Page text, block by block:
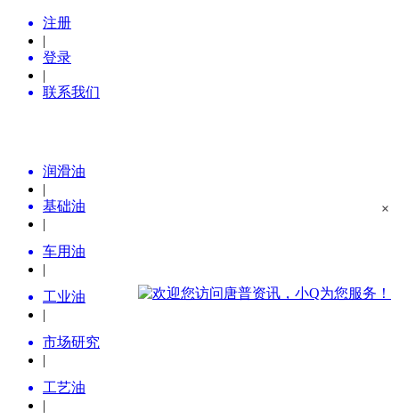
注册
|
登录
|
联系我们
润滑油
|
基础油
|
车用油
|
工业油
|
市场研究
|
工艺油
|
×